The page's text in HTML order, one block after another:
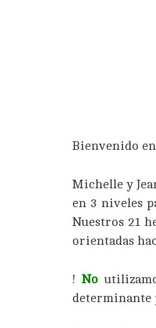
Bienvenido
Michelle y
en 3 niveles
Nuestros 21
orientadas
!No
determinante